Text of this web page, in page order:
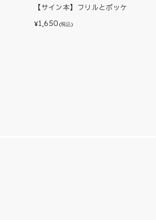
【サイン本】フリルとポッケ
¥1,650 (税込)